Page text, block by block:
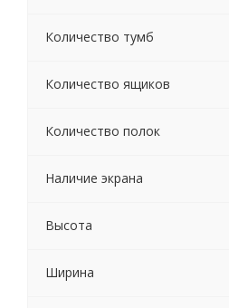
Количество тумб
Количество ящиков
Количество полок
Наличие экрана
Высота
Ширина